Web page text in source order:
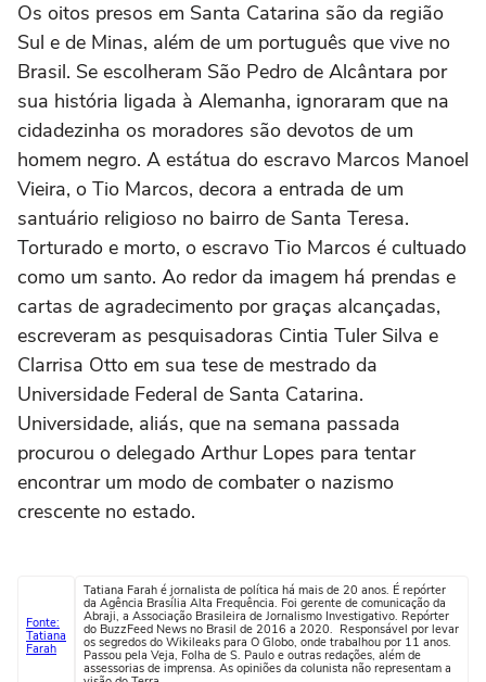
Os oitos presos em Santa Catarina são da região
Sul e de Minas, além de um português que vive no
Brasil. Se escolheram São Pedro de Alcântara por
sua história ligada à Alemanha, ignoraram que na
cidadezinha os moradores são devotos de um
homem negro. A estátua do escravo Marcos Manoel
Vieira, o Tio Marcos, decora a entrada de um
santuário religioso no bairro de Santa Teresa.
Torturado e morto, o escravo Tio Marcos é cultuado
como um santo. Ao redor da imagem há prendas e
cartas de agradecimento por graças alcançadas,
escreveram as pesquisadoras Cintia Tuler Silva e
Clarrisa Otto em sua tese de mestrado da
Universidade Federal de Santa Catarina.
Universidade, aliás, que na semana passada
procurou o delegado Arthur Lopes para tentar
encontrar um modo de combater o nazismo
crescente no estado.
Fonte:
Tatiana
Farah
Tatiana Farah é jornalista de política há mais de 20 anos. É repórter
da Agência Brasília Alta Frequência. Foi gerente de comunicação da
Abraji, a Associação Brasileira de Jornalismo Investigativo. Repórter
do BuzzFeed News no Brasil de 2016 a 2020. Responsável por levar
os segredos do Wikileaks para O Globo, onde trabalhou por 11 anos.
Passou pela Veja, Folha de S. Paulo e outras redações, além de
assessorias de imprensa. As opiniões da colunista não representam a